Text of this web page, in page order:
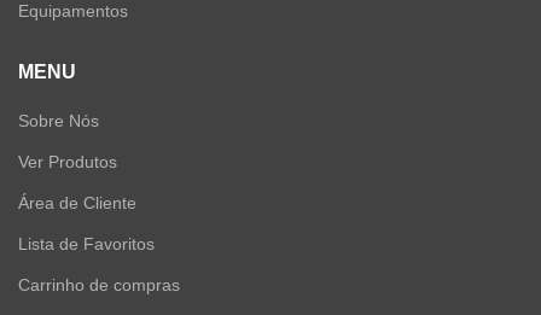
Equipamentos
MENU
Sobre Nós
Ver Produtos
Área de Cliente
Lista de Favoritos
Carrinho de compras